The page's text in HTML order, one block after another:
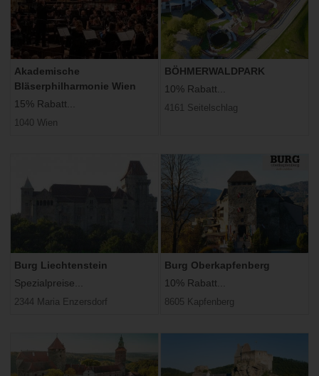
Akademische
Bläserphilharmonie Wien
15% Rabatt...
1040 Wien
BÖHMERWALDPARK
10% Rabatt...
4161 Seitelschlag
Burg Liechtenstein
Spezialpreise...
2344 Maria Enzersdorf
Burg Oberkapfenberg
10% Rabatt...
8605 Kapfenberg